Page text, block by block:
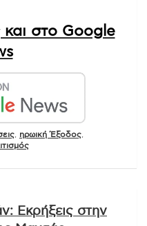
στο Google
ηρωική Έξοδος
Εκρήξεις στην